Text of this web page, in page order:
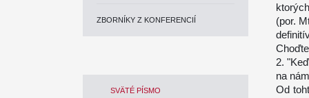
ZBORNÍKY Z KONFERENCIÍ
SVÄTÉ PÍSMO
(por.
2.
na
Od